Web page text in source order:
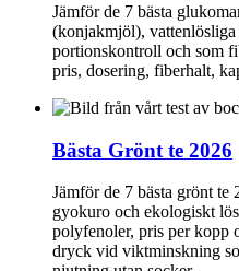
Jämför de 7 bästa
(konjakmjöl),
portionskontroll och som
pris, dosering, fiberhalt,
Bästa Grönt te 2026
Jämför de 7 bästa grönt te
gyokuro och ekologiskt
polyfenoler, pris per kopp
dryck vid viktminskning